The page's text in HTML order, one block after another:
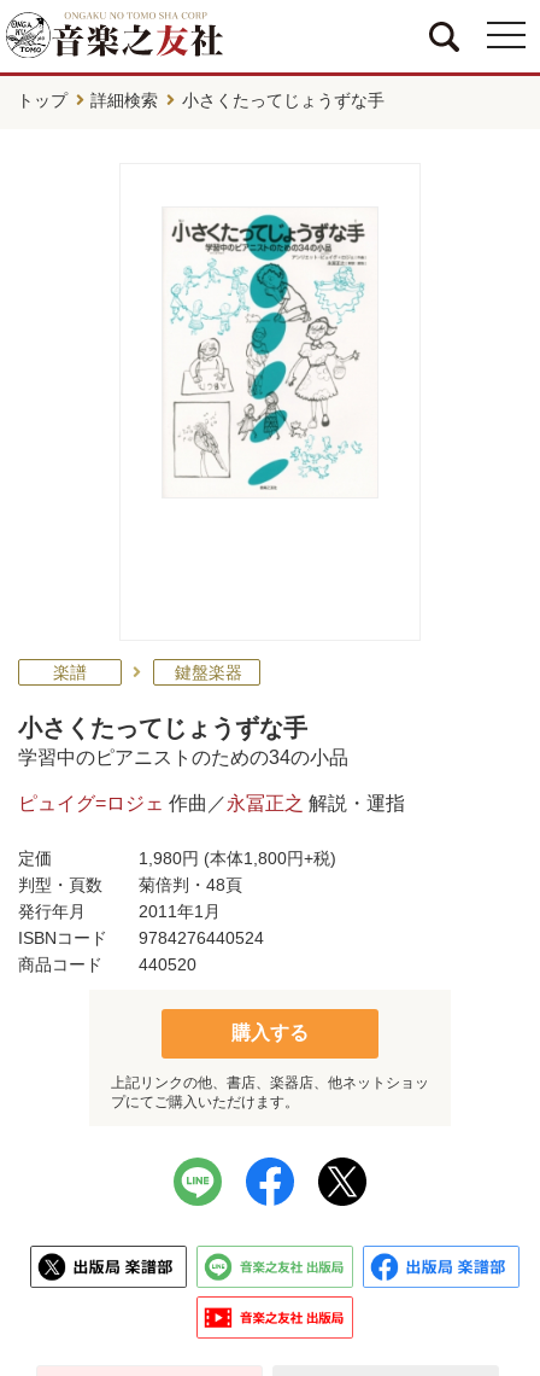
トップ 詳細検索 小さくたってじょうずな手
楽譜 鍵盤楽器
小さくたってじょうずな手
学習中のピアニストのための34の小品
ピュイグ=ロジェ 作曲／永冨正之 解説・運指
定価 1,980円 (本体1,800円+税)
判型・頁数
菊倍判・48頁
発行年月
2011年1月
ISBNコード
9784276440524
商品コード
440520
購入する
上記リンクの他、書店、楽器店、他ネットショッ
プにてご購入いただけます。